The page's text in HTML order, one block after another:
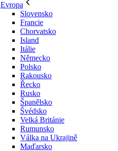
Evropa
Slovensko
Francie
Chorvatsko
Island
Itálie
Německo
Polsko
Rakousko
Řecko
Rusko
Španělsko
Švédsko
Velká Británie
Rumunsko
Válka na Ukrajině
Maďarsko